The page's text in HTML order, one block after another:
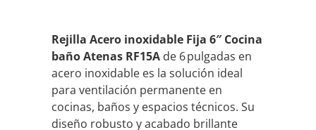
Rejilla Acero inoxidable Fija 6″ Cocina
baño Atenas RF15A de 6 pulgadas en
acero inoxidable es la solución ideal
para ventilación permanente en
cocinas, baños y espacios técnicos. Su
diseño robusto y acabado brillante